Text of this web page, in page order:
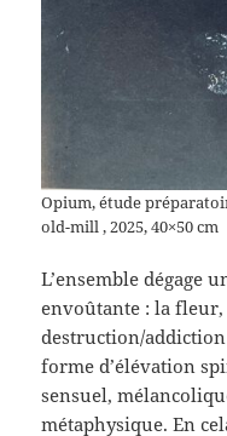
Opium, étude
old-mill , 2025, 40×50 cm
L’ensemble dégage
envoûtante : la fleur,
destruction/
forme d’élévation
sensuel,
métaphysique. En